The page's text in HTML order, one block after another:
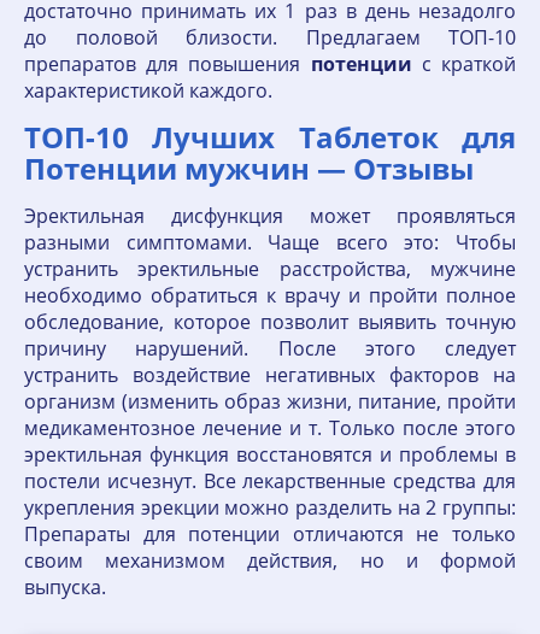
достаточно принимать их 1 раз в день незадолго
до половой близости. Предлагаем ТОП-10
препаратов для повышения потенции с краткой
характеристикой каждого.
ТОП-10 Лучших Таблеток для
Потенции мужчин — Отзывы
Эректильная дисфункция может проявляться
разными симптомами. Чаще всего это: Чтобы
устранить эректильные расстройства, мужчине
необходимо обратиться к врачу и пройти полное
обследование, которое позволит выявить точную
причину нарушений. После этого следует
устранить воздействие негативных факторов на
организм (изменить образ жизни, питание, пройти
медикаментозное лечение и т. Только после этого
эректильная функция восстановятся и проблемы в
постели исчезнут. Все лекарственные средства для
укрепления эрекции можно разделить на 2 группы:
Препараты для потенции отличаются не только
своим механизмом действия, но и формой
выпуска.